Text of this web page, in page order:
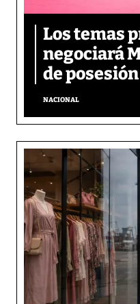
Los temas
negociará
de
NACIONAL